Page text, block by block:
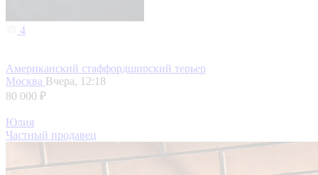
4
Американский стаффордширский терьер
Москва Вчера, 12:18
80 000 ₽
Юлия
Частный продавец